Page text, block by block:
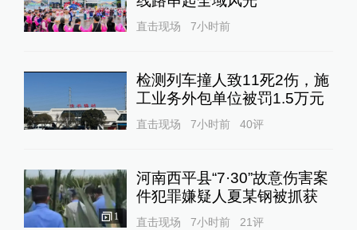
直击现场 7小时前
检测列车撞人致11死2伤，施
工业务外包单位被罚1.5万元
直击现场 7小时前 40评
1
河南西平县“7·30”故意伤害案
件犯罪嫌疑人夏某钢被抓获
直击现场 7小时前 21评